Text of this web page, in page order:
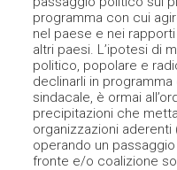
programma con cui
nel paese e nei
altri paesi. L’ipotesi di
politico, popolare e
declinarli in
sindacale, è ormai
precipitazioni che
organizzazioni
operando un
fronte e/o coalizione